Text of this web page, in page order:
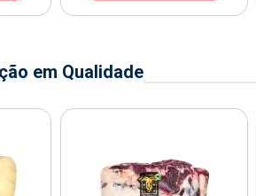
em Qualidade